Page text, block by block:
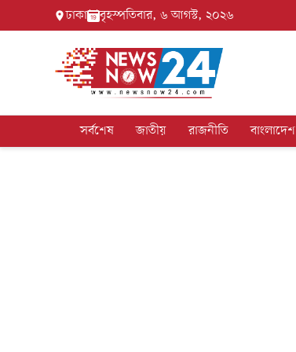
ঢাকা বৃহস্পতিবার, ৬ আগস্ট, ২০২৬
সর্বশেষ জাতীয় রাজনীতি বাংলাদেশ